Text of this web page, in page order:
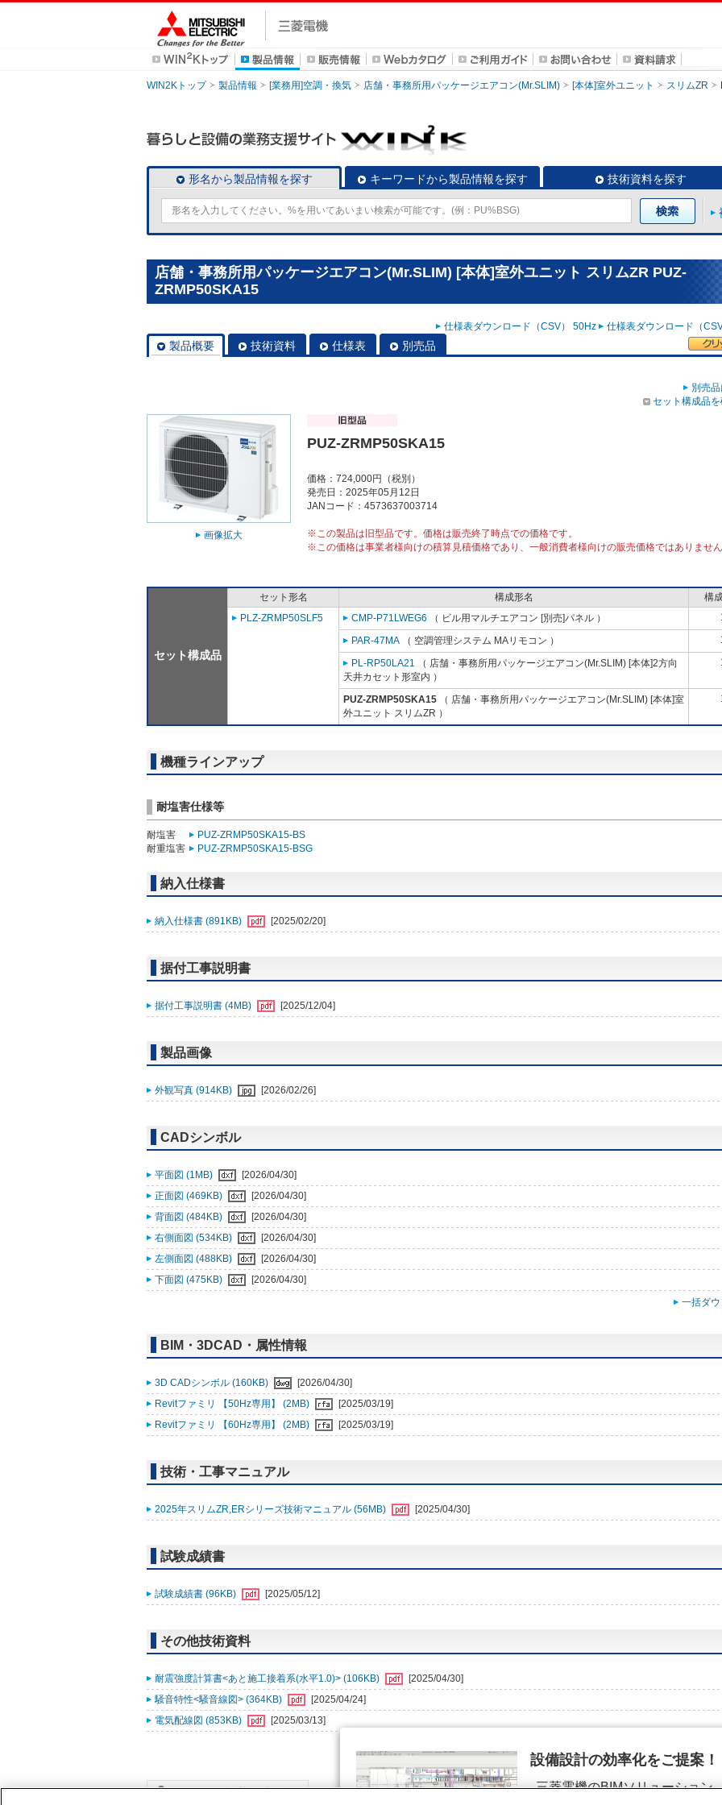
WIN2Kトップ 製品情報 [業務用]空調・換気 店舗・事務所用パッケージエアコン(Mr.SLIM) [本体]室外ユニット スリムZR
形名から製品情報を探す キーワードから製品情報を探す 技術資料を探す
店舗・事務所用パッケージエアコン(Mr.SLIM) [本体]室外ユニット スリムZR PUZ-
ZRMP50SKA15
仕様表ダウンロード（CSV） 50Hz 仕様表ダウンロード（
製品概要 技術資料 仕様表 別売品
別売
セット構成品
画像拡大
PUZ-ZRMP50SKA15
価格：724,000円（税別）
発売日：2025年05月12日
JANコード：4573637003714
※この製品は旧型品です。価格は販売終了時点での価格です。
※この価格は事業者様向けの積算見積価格であり、一般消費者様向けの販売価格ではありませ
セット構成品
セット形名 構成形名
構
PLZ-ZRMP50SLF5
CMP-P71LWEG6 （ ビル用マルチエアコン [別売]パネル ）
PAR-47MA （ 空調管理システム MAリモコン ）
PL-RP50LA21 （ 店舗・事務所用パッケージエアコン(Mr.SLIM) [本体]2方向
天井カセット形室内 ）
PUZ-ZRMP50SKA15 （ 店舗・事務所用パッケージエアコン(Mr.SLIM) [本体]室
外ユニット スリムZR ）
機種ラインアップ
耐塩害仕様等
耐塩害
PUZ-ZRMP50SKA15-BS
耐重塩害
PUZ-ZRMP50SKA15-BSG
納入仕様書
納入仕様書 (891KB) [2025/02/20]
据付工事説明書
据付工事説明書 (4MB) [2025/12/04]
製品画像
外観写真 (914KB) [2026/02/26]
CADシンボル
平面図 (1MB)
[2026/04/30]
正面図 (469KB)
[2026/04/30]
背面図 (484KB)
[2026/04/30]
右側面図 (534KB)
[2026/04/30]
左側面図 (488KB)
[2026/04/30]
下面図 (475KB)
[2026/04/30]
一括ダ
BIM・3DCAD・属性情報
3D CADシンボル (160KB)
[2026/04/30]
Revitファミリ 【50Hz専用】 (2MB)
[2025/03/19]
Revitファミリ 【60Hz専用】 (2MB)
[2025/03/19]
技術・工事マニュアル
2025年スリムZR,ERシリーズ技術マニュアル (56MB) [2025/04/30]
試験成績書
試験成績書 (96KB) [2025/05/12]
その他技術資料
耐震強度計算書<あと施工接着系(水平1.0)> (106KB)
[2025/04/30]
騒音特性<騒音線図> (364KB)
[2025/04/24]
電気配線図 (853KB)
[2025/03/13]
設備設計の効率化をご提案！
三菱電機のBIMソリューション